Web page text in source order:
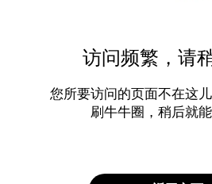
访问频繁，请
您所要访问的页面不在这
刷牛牛圈，稍后就